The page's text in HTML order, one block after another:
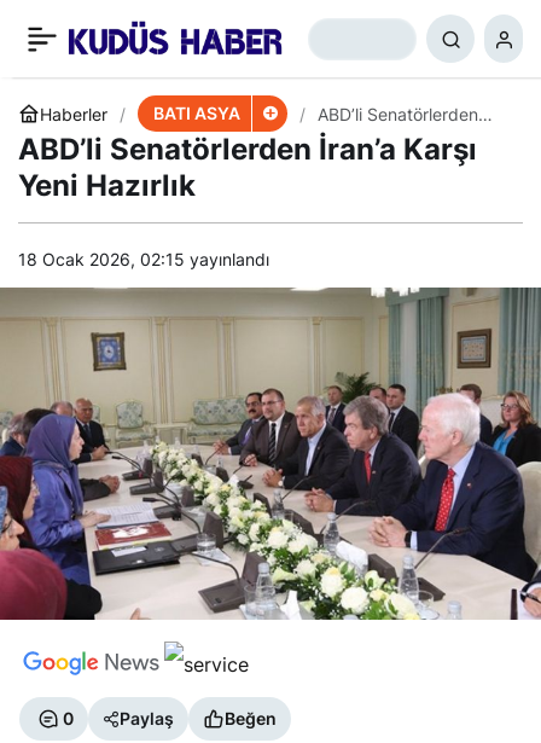
Haberler BATI ASYA
ABD’li Senatörlerden
İran’a Karşı Yeni Hazırlık
ABD’li Senatörlerden İran’a Karşı
Yeni Hazırlık
18 Ocak 2026, 02:15 yayınlandı
0 Paylaş Beğen
Kudüs Patriği, Esed ile
Görüşmesini Anlattı
+ 0 Paylaş